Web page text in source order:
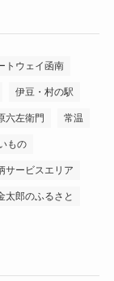
トウェイ函南
伊豆・村の駅
六左衛門 常温
もの
サービスエリア
太郎のふるさと